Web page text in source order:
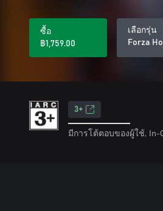
ซื้อ
฿1,759.00
เลือกรุ่น
Forza
3+
มีการโต้ตอบของผู้ใช้, In-